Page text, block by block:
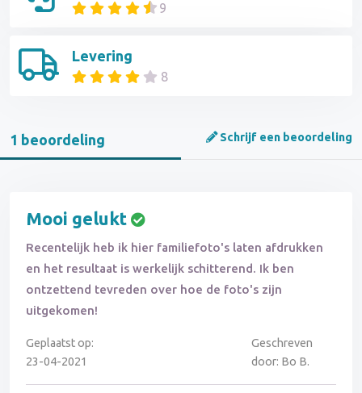
9
Levering
8
1 beoordeling Schrijf een beoordeling
Mooi gelukt
Recentelijk heb ik hier familiefoto's laten afdrukken
en het resultaat is werkelijk schitterend. Ik ben
ontzettend tevreden over hoe de foto's zijn
uitgekomen!
Geplaatst op:
23-04-2021
Geschreven
door: Bo B.